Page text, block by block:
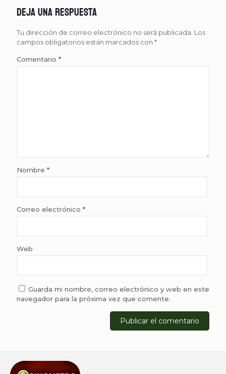
Deja una respuesta
Tu dirección de correo electrónico no será publicada. Los
campos obligatorios están marcados con *
Comentario *
Nombre *
Correo electrónico *
Web
Guarda mi nombre, correo electrónico y web en este
navegador para la próxima vez que comente.